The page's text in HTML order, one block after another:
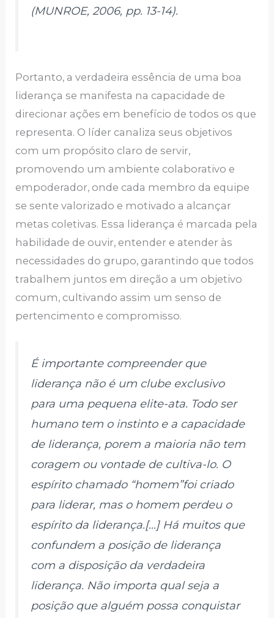
(MUNROE, 2006, pp. 13-14).
Portanto, a verdadeira essência de uma boa
liderança se manifesta na capacidade de
direcionar ações em benefício de todos os que
representa. O líder canaliza seus objetivos
com um propósito claro de servir,
promovendo um ambiente colaborativo e
empoderador, onde cada membro da equipe
se sente valorizado e motivado a alcançar
metas coletivas. Essa liderança é marcada pela
habilidade de ouvir, entender e atender às
necessidades do grupo, garantindo que todos
trabalhem juntos em direção a um objetivo
comum, cultivando assim um senso de
pertencimento e compromisso.
É importante compreender que
liderança não é um clube exclusivo
para uma pequena elite-ata. Todo ser
humano tem o instinto e a capacidade
de liderança, porem a maioria não tem
coragem ou vontade de cultiva-lo. O
espírito chamado “homem”foi criado
para liderar, mas o homem perdeu o
espírito da liderança.[…] Há muitos que
confundem a posição de liderança
com a disposição da verdadeira
liderança. Não importa qual seja a
posição que alguém possa conquistar